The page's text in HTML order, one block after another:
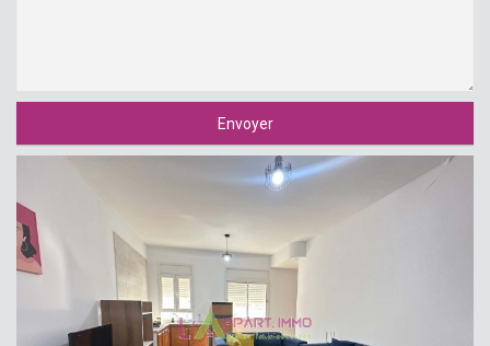
Envoyer